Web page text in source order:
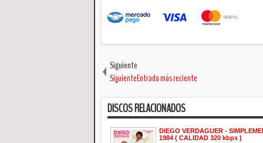
Siguiente
SiguienteEntrada más reciente
DISCOS RELACIONADOS
DIEGO VERDAGUER -
1984 ( CALIDAD 320 kbps )